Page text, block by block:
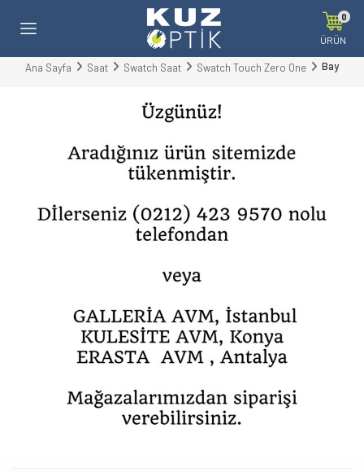
0
ÜRÜN
Ana Sayfa Saat Swatch Saat Swatch Touch Zero One Bay